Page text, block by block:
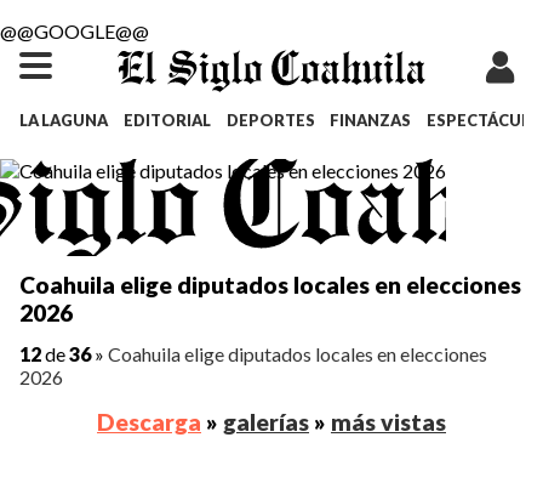
@@GOOGLE@@
LA LAGUNA EDITORIAL DEPORTES FINANZAS
Coahuila elige diputados locales en elecciones
2026
12de36» Coahuila elige diputados locales en elecciones
2026
Descarga » galerías » más vistas